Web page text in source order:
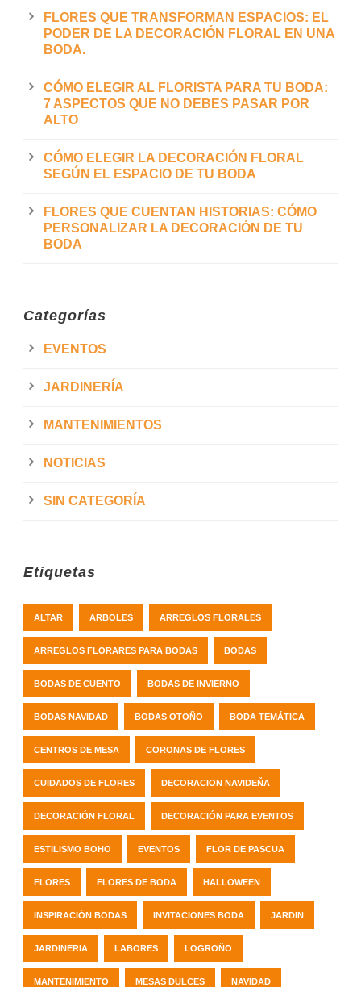
FLORES QUE TRANSFORMAN ESPACIOS: EL
PODER DE LA DECORACIÓN FLORAL EN UNA
BODA.
CÓMO ELEGIR AL FLORISTA PARA TU BODA:
7 ASPECTOS QUE NO DEBES PASAR POR
ALTO
CÓMO ELEGIR LA DECORACIÓN FLORAL
SEGÚN EL ESPACIO DE TU BODA
FLORES QUE CUENTAN HISTORIAS: CÓMO
PERSONALIZAR LA DECORACIÓN DE TU
BODA
Categorías
EVENTOS
JARDINERÍA
MANTENIMIENTOS
NOTICIAS
SIN CATEGORÍA
Etiquetas
ALTAR ARBOLES ARREGLOS FLORALES
ARREGLOS FLORARES PARA BODAS BODAS
BODAS DE CUENTO BODAS DE INVIERNO
BODAS NAVIDAD BODAS OTOÑO BODA TEMÁTICA
CENTROS DE MESA CORONAS DE FLORES
CUIDADOS DE FLORES DECORACION NAVIDEÑA
DECORACIÓN FLORAL DECORACIÓN PARA EVENTOS
ESTILISMO BOHO EVENTOS FLOR DE PASCUA
FLORES FLORES DE BODA HALLOWEEN
INSPIRACIÓN BODAS INVITACIONES BODA JARDIN
JARDINERIA LABORES LOGROÑO
MANTENIMIENTO MESAS DULCES NAVIDAD